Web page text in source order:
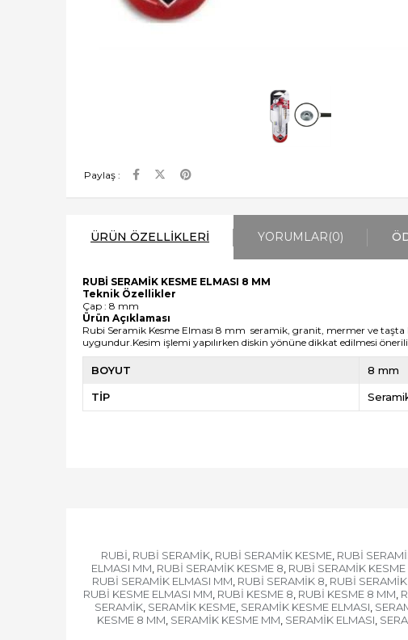
Paylaş :
ÜRÜN ÖZELLIKLERI YORUMLAR(0)
RUBİ SERAMİK KESME ELMASI 8 MM
Teknik Özellikler
Çap : 8 mm
Ürün Açıklaması
Rubi Seramik Kesme Elması 8 mm seramik, granit, mermer ve
uygundur.Kesim işlemi yapılırken diskin yönüne dikkat edilmesi
BOYUT 8 mm
TİP
RUBİ, RUBİ SERAMİK, RUBİ SERAMİK KESME, RUBİ
ELMASI MM, RUBİ SERAMİK KESME 8, RUBİ SERAMİK
RUBİ SERAMİK ELMASI MM, RUBİ SERAMİK 8, RUBİ
RUBİ KESME ELMASI MM, RUBİ KESME 8, RUBİ KESME 8 MM,
SERAMİK, SERAMİK KESME, SERAMİK KESME ELMASI,
KESME 8 MM, SERAMİK KESME MM, SERAMİK ELMASI,